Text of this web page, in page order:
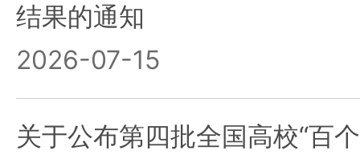
结果的通知
2026-07-15
关于公布第四批全国高校“百